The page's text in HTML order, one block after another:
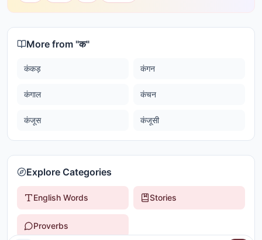
More from "क"
कंकड़ कंगन
कंगाल कंचन
कंजूस कंजूसी
Explore Categories
English Words Stories
Proverbs